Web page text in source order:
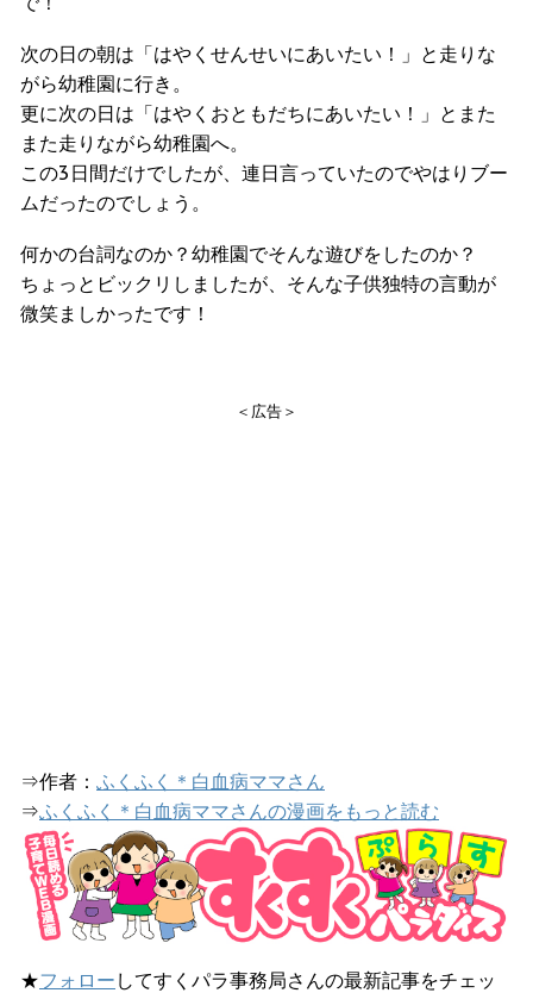
次の日の朝は「はやくせんせいにあいたい！」と走りな
がら幼稚園に行き。
更に次の日は「はやくおともだちにあいたい！」とまた
また走りながら幼稚園へ。
この3日間だけでしたが、連日言っていたのでやはりブー
ムだったのでしょう。
何かの台詞なのか？幼稚園でそんな遊びをしたのか？
ちょっとビックリしましたが、そんな子供独特の言動が
微笑ましかったです！
＜広告＞
⇒作者： ふくふく＊白血病ママさん
⇒ふくふく＊白血病ママさんの漫画をもっと読む
★フォロー してすくパラ事務局さんの最新記事をチェッ